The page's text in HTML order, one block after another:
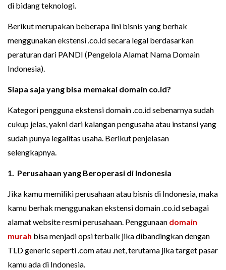
di bidang teknologi.
Berikut merupakan beberapa lini bisnis yang berhak
menggunakan ekstensi .co.id secara legal berdasarkan
peraturan dari PANDI (Pengelola Alamat Nama Domain
Indonesia).
Siapa saja yang bisa memakai domain co.id?
Kategori pengguna ekstensi domain .co.id sebenarnya sudah
cukup jelas, yakni dari kalangan pengusaha atau instansi yang
sudah punya legalitas usaha. Berikut penjelasan
selengkapnya.
1. Perusahaan yang Beroperasi di Indonesia
Jika kamu memiliki perusahaan atau bisnis di Indonesia, maka
kamu berhak menggunakan ekstensi domain .co.id sebagai
alamat website resmi perusahaan. Penggunaan domain
murah bisa menjadi opsi terbaik jika dibandingkan dengan
TLD generic seperti .com atau .net, terutama jika target pasar
kamu ada di Indonesia.